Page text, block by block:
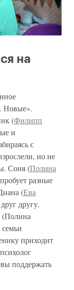
на
Новые».
(Филипп
и
с
но не
Соня (Полина
разные
(Ева
другу.
(Полина
приходит
поддержать